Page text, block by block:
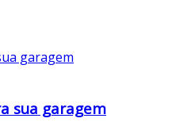
sua garagem